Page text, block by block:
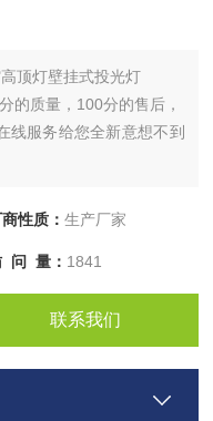
顶灯壁挂式投光灯
的质量，100分的售后，
线服务给您全新意想不到
性质： 生产厂家
问 量： 1841
联系我们